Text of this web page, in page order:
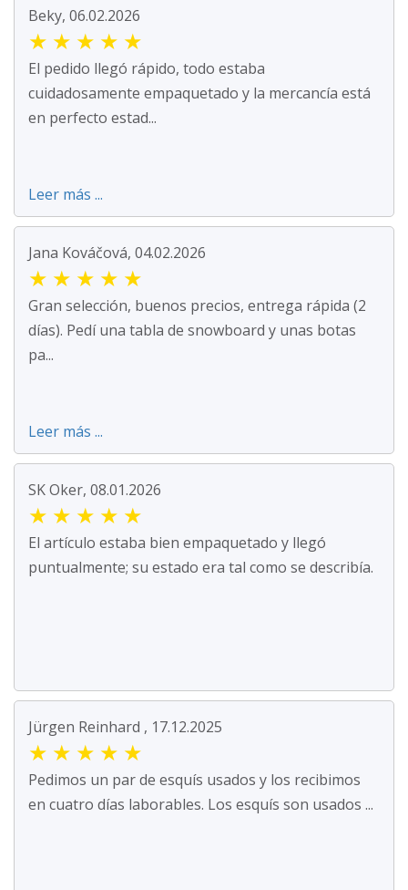
Beky, 06.02.2026
★ ★ ★ ★ ★
El pedido llegó rápido, todo estaba
cuidadosamente empaquetado y la mercancía está
en perfecto estad...
Leer más ...
Jana Kováčová, 04.02.2026
★ ★ ★ ★ ★
Gran selección, buenos precios, entrega rápida (2
días). Pedí una tabla de snowboard y unas botas
pa...
Leer más ...
SK Oker, 08.01.2026
★ ★ ★ ★ ★
El artículo estaba bien empaquetado y llegó
puntualmente; su estado era tal como se describía.
Jürgen Reinhard , 17.12.2025
★ ★ ★ ★ ★
Pedimos un par de esquís usados y los recibimos
en cuatro días laborables. Los esquís son usados ...